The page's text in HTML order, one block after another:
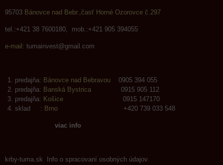
95703 Bánovce nad Bebr.,časť Horné Ozorovce č.297
tel.:+421 38 7600180, mob.:+421 905 394055
e-mail: tumainvest@gmail.com
predajňa: Bánovce nad Bebravou 0905 394 055
predajňa: Banská Bystrica 0915 905 112
predajňa: Košice 0915 147170
sklad : Brno +420 739 033 548
viac info
krby-tuma.sk Info o spracovaní osobných údajov.